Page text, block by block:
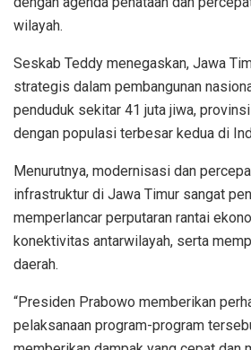
wilayah.
Seskab Teddy menegaskan, Jawa
strategis dalam pembangunan
penduduk sekitar 41 juta jiwa,
dengan populasi terbesar kedua di
Menurutnya, modernisasi dan
infrastruktur di Jawa Timur sangat
memperlancar perputaran rantai
konektivitas antarwilayah, serta
daerah.
“Presiden Prabowo memberikan
pelaksanaan program-program